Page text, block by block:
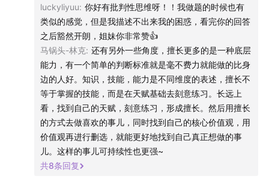
读书笔记 | 《远见》：如何走上人生巅峰？​
Vol.09《远见》职业生涯45年，你该如何规划？
本期片头曲：Stay - The Kid LAROI/Justin Bieber
大五人格
开放性:思维开放的程度，对于创意以及团队协作类工作非常
重要
责任心:对自己有很强的做好事情的内驱力责任心的三个子因
素:自律，绩效激励，责任心，责任心过强会导致过于注重细
节忽略全局
外倾性:内向不一定不擅长社交，只是社交的频次和时长要把
控好
宜人性 神经质
天赋是影响成就大小的最大因素，兴趣是影响满意度的最大
因素
不努力的人实在是太多了，大多数的时候并没有受到天赋的
择“非常符合”；反之，对自己非常自信的人可能会做出高于
自身实际情况的判断，过多选择“非常符合”。第二，许多国
人出于“中庸”思想，很可能选项分布会集中到“部分符合”这一
项，所以现在有些学者在制作测试表时，会故意删除这类中
性选项。第三，就像melody提到的，天赋是潜在的能力，有
可能一个人现在所擅长的方面并不是真正的天赋，而是在成
长过程中这方面能力得到了大量的训练，所以测出来最擅长
的那一项并不一定就是天赋所在。
测试当然可以让我们更好的了解自己，但是不要过度视测试
为权威，把自己限制在测试结果中。正如同一个人在不同时
期、阶段、状态做mbti测试也是会有出入的，人是在不断成
长变化的，测试只是给我们提供一种了解自己的参考而已。
luckyliyuu: 你好有批判性思维呀！！我做题的时候也有
类似的感觉，但是我描述不出来我的困惑，看完你的回答
之后豁然开朗，姐妹你非常赞👍
马锅头-林克: 还有另外一些角度，擅长更多的是一种底层
能力，有一个简单的判断标准就是毫不费力就能做的比身
边的人好。知识，技能，能力是不同维度的表述，擅长不
等于掌握的技能，而是在天赋基础去刻意练习。长远上
看，找到自己的天赋，刻意练习，形成擅长。然后用擅长
的方式去做喜欢的事儿，同时找到自己的核心价值观，用
价值观再进行删选，就能更好地找到自己真正想做的事
儿。这样的事儿可持续性也更强~
共8条回复